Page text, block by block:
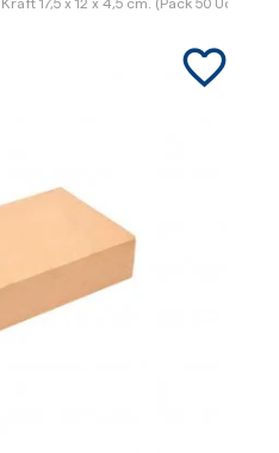
17,5 x 12 x 4,5 cm. (Pack 50 Uds.)
favorite_border